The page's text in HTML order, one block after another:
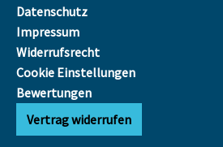
Datenschutz
Impressum
Widerrufsrecht
Cookie Einstellungen
Bewertungen
Vertrag widerrufen